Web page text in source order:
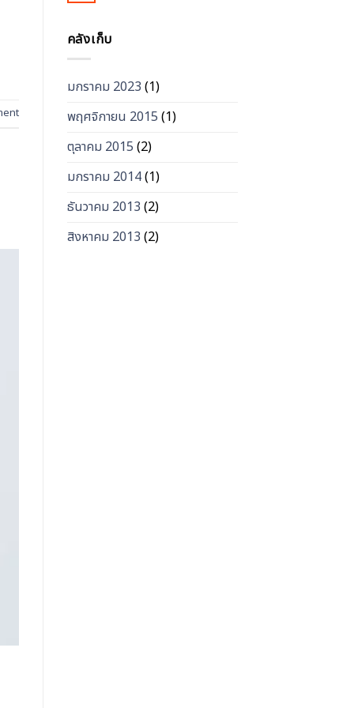
คลังเก็บ
มกราคม 2023 (1)
พฤศจิกายน 2015 (1)
ตุลาคม 2015 (2)
มกราคม 2014(1)
ธันวาคม 2013 (2)
สิงหาคม 2013 (2)